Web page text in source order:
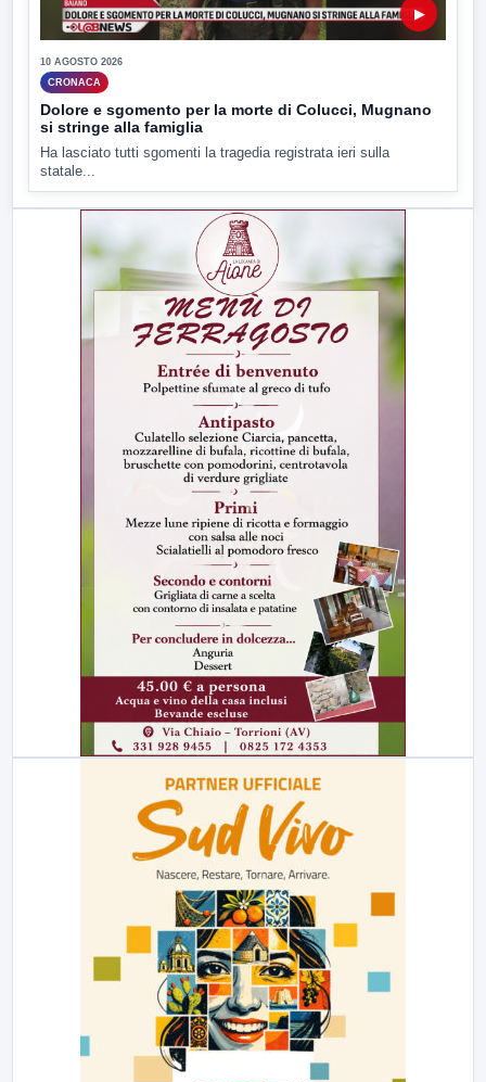
▶
10 AGOSTO 2026
CRONACA
Dolore e sgomento per la morte di Colucci, Mugnano
si stringe alla famiglia
Ha lasciato tutti sgomenti la tragedia registrata ieri sulla
statale...